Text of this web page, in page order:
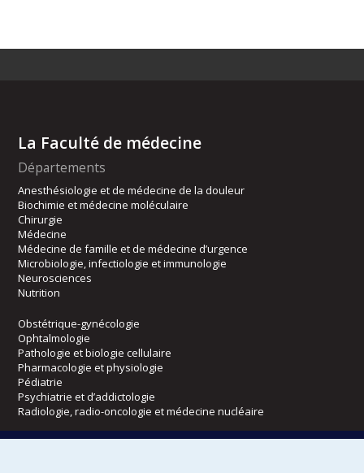
La Faculté de médecine
Départements
Anesthésiologie et de médecine de la douleur
Biochimie et médecine moléculaire
Chirurgie
Médecine
Médecine de famille et de médecine d’urgence
Microbiologie, infectiologie et immunologie
Neurosciences
Nutrition
Obstétrique-gynécologie
Ophtalmologie
Pathologie et biologie cellulaire
Pharmacologie et physiologie
Pédiatrie
Psychiatrie et d’addictologie
Radiologie, radio-oncologie et médecine nucléaire